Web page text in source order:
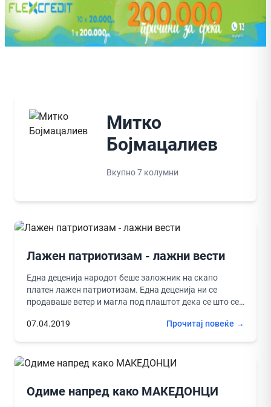
Митко
Бојмацалиев
Вкупно 7 колумни
Лажен патриотизам - лажни вести
Една деценија народот беше заложник на скапо
платен лажен патриотизам. Една деценија ни се
продаваше ветер и магла под плаштот дека се што се
07.04.2019
Прочитај повеќе →
Одиме напред како МАКЕДОНЦИ